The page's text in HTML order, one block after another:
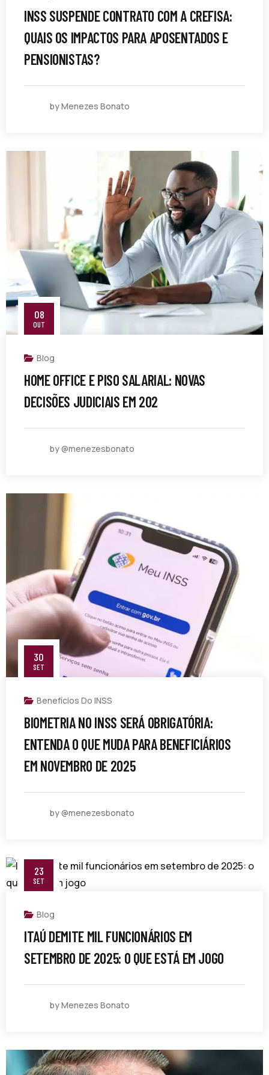
INSS SUSPENDE CONTRATO COM A CREFISA:
QUAIS OS IMPACTOS PARA APOSENTADOS E
PENSIONISTAS?
by Menezes Bonato
08
OUT
Blog
HOME OFFICE E PISO SALARIAL: NOVAS
DECISÕES JUDICIAIS EM 202
by @menezesbonato
30
SET
Benefícios Do INSS
BIOMETRIA NO INSS SERÁ OBRIGATÓRIA:
ENTENDA O QUE MUDA PARA BENEFICIÁRIOS
EM NOVEMBRO DE 2025
by @menezesbonato
23
SET
Blog
ITAÚ DEMITE MIL FUNCIONÁRIOS EM
SETEMBRO DE 2025: O QUE ESTÁ EM JOGO
by Menezes Bonato